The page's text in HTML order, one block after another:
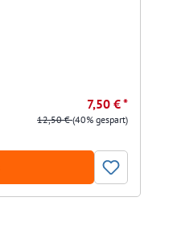
7,50 € *
12,50 €(40% gespart)